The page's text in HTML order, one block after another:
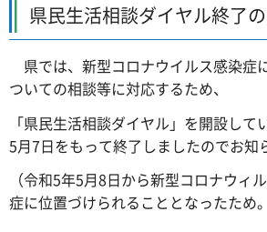
県民生活相談ダイヤル終了
県では、新型コロナウイルス感染症
ついての相談等に対応するため、
「県民生活相談ダイヤル」を開設し
5月7日をもって終了しましたのでお知
（令和5年5月8日から新型コロナウィ
症に位置づけられることとなったた